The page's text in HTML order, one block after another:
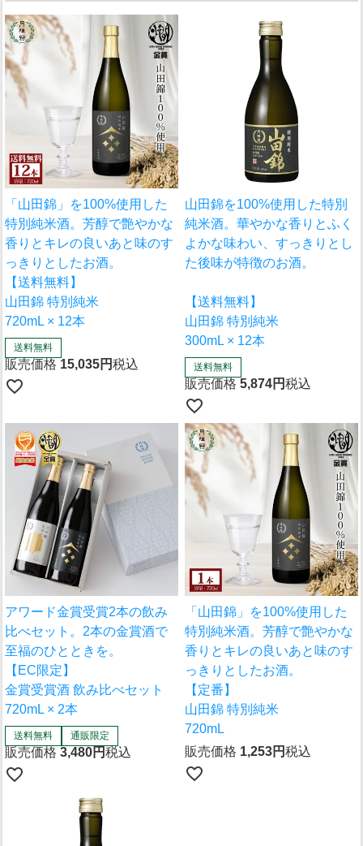
「山田錦」を100%使用した
特別純米酒。芳醇で艶やかな
香りとキレの良いあと味のす
っきりとしたお酒。
【送料無料】
山田錦 特別純米
720mL × 12本
送料無料
販売価格 15,035 税込
山田錦を100%使用した特別
純米酒。華やかな香りとふく
よかな味わい、すっきりとし
た後味が特徴のお酒。
【送料無料】
山田錦 特別純米
300mL × 12本
送料無料
販売価格 5,874 税込
アワード金賞受賞2本の飲み
比べセット。2本の金賞酒で
至福のひとときを。
【EC限定】
金賞受賞酒 飲み比べセット
720mL × 2本
送料無料 通販限定
販売価格 3,480 税込
「山田錦」を100%使用した
特別純米酒。芳醇で艶やかな
香りとキレの良いあと味のす
っきりとしたお酒。
【定番】
山田錦 特別純米
720mL
販売価格 1,253 税込